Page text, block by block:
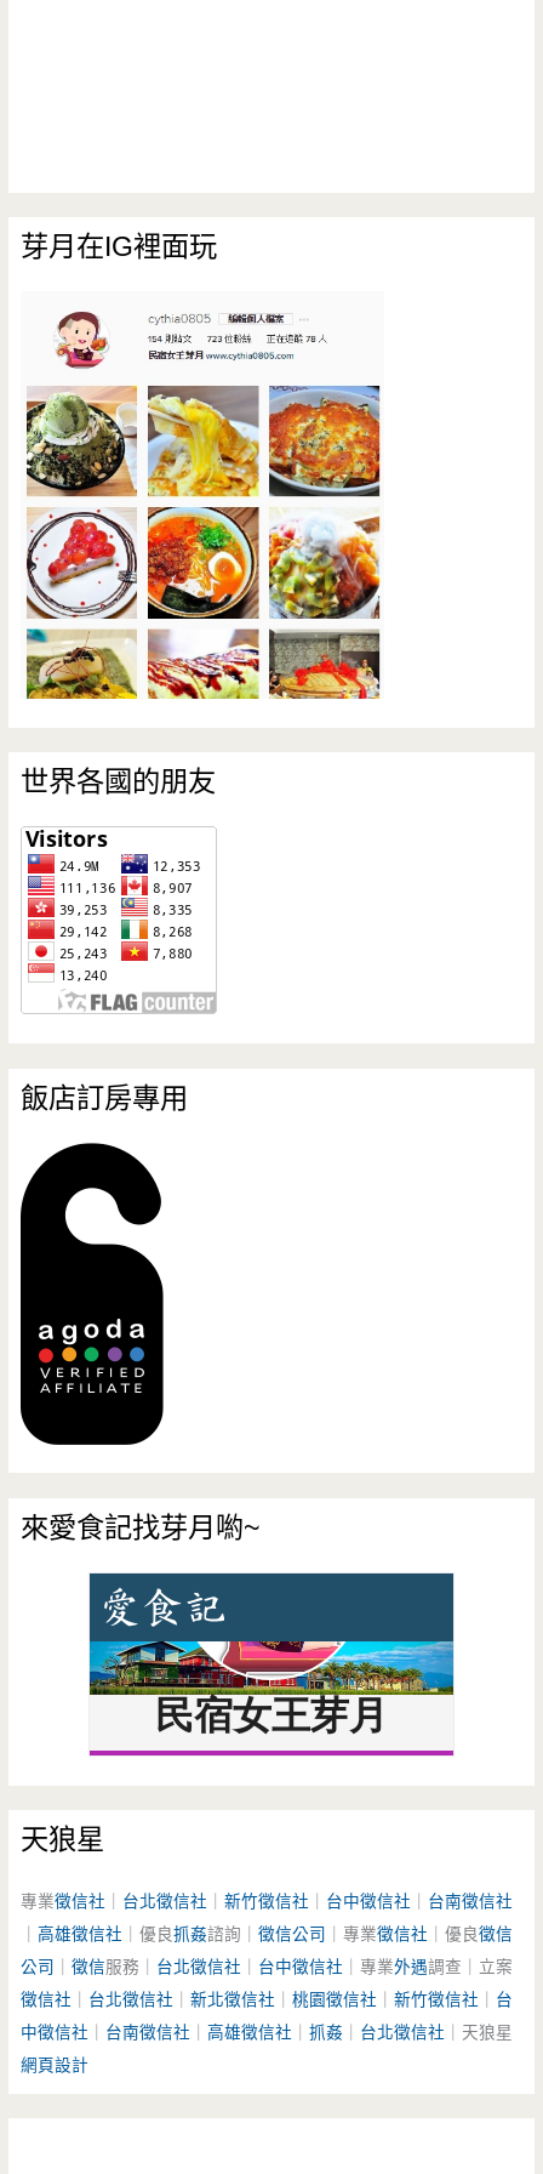
芽月在IG裡面玩
世界各國的朋友
飯店訂房專用
來愛食記找芽月喲~
天狼星
專業徵信社 台北徵信社 ｜新竹徵信社 台中徵信社
台南徵信社
｜高雄徵信社 ｜優良抓姦諮詢｜徵信公司 ｜專業徵信社 ｜優良徵信
公司 ｜徵信服務｜ 台北徵信社 台中徵信社 ｜專業外遇調查｜立案
徵信社
台北徵信社 ｜新北徵信社 ｜桃園徵信社 ｜新竹徵信社
台
中徵信社
台南徵信社 ｜高雄徵信社 ｜抓姦 台北徵信社 ｜天狼星
網頁設計